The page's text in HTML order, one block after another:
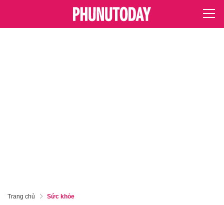
Trang chủ Sức khỏe